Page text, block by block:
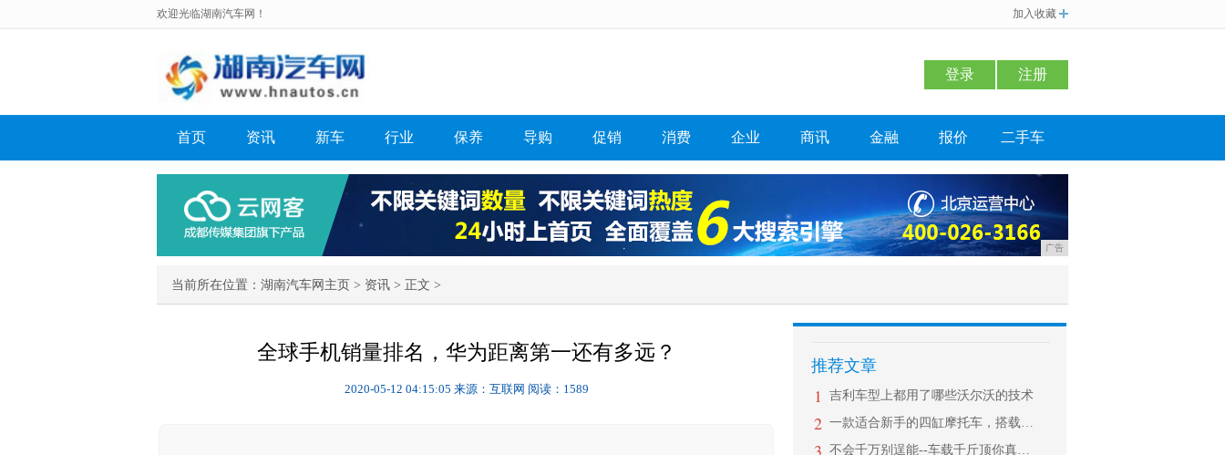
欢迎光临湖南汽车网！ 加入收藏
登录 注册
首页 资讯 新车 行业 保养 导购 促销 消费 企业 商讯 金融 报价 二手车
广告
当前所在位置： 湖南汽车网主页 > 资讯 > 正文 >
全球手机销量排名，华为距离第一还有多远？
2020-05-12 04:15:05 来源：互联网 阅读：1589
推荐文章
1 吉利车型上都用了哪些沃尔沃的技术
2 一款适合新手的四缸摩托车，搭载滑动离
3 不会千万别逞能--车载千斤顶你真会用